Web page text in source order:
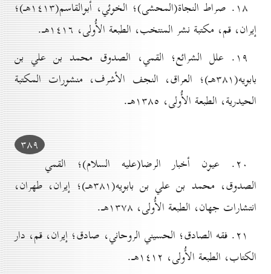
۱۸. صراط النجاة(المحشی)؛ الخوئي، أبوالقاسم(۱٤۱۳هـ)؛
إيران، قم، مكتبة نشر المنتخب، الطبعة الأُولی، ۱٤۱٦هـ.
۱۹. علل الشرائع؛ القمي، الصدوق محمد بن علي بن
بابويه(۳۸۱هـ)؛ العراق، النجف الأشرف، منشورات المكتبة
الحيدرية، الطبعة الأُولی، ۱۳۸٥هـ.
۳۸۹
۲٠. عيون أخبار الرضا(علیه السلام)؛ القمي
الصدوق، محمد بن علي بن بابويه(۳۸۱هـ)؛ إيران، طهران،
انتشارات جهان، الطبعة الأُولی، ۱۳۷۸هـ.
۲۱. فقه الصادق؛ الحسيني الروحاني، صادق؛ إيران، قم، دار
الكتاب، الطبعة الأُولی، ۱٤۱۲هـ.